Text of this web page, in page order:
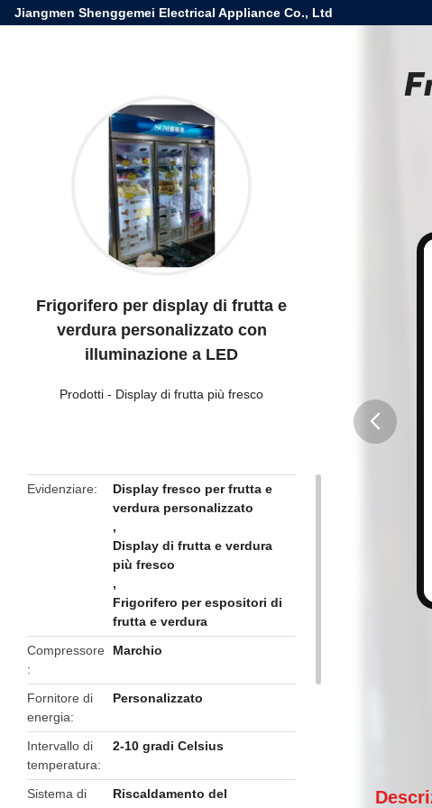
Jiangmen Shenggemei Electrical Appliance Co., Ltd
Frigorifero per display di frutta e
verdura personalizzato con
illuminazione a LED
Prodotti - Display di frutta più fresco
Evidenziare
Display fresco per frutta e
verdura personalizzato
,
Display di frutta e verdura
più fresco
,
Frigorifero per espositori di
frutta e verdura
Compressore
Marchio
Fornitore di
energia
Personalizzato
Intervallo di
temperatura
2-10 gradi Celsius
Sistema di
Riscaldamento del